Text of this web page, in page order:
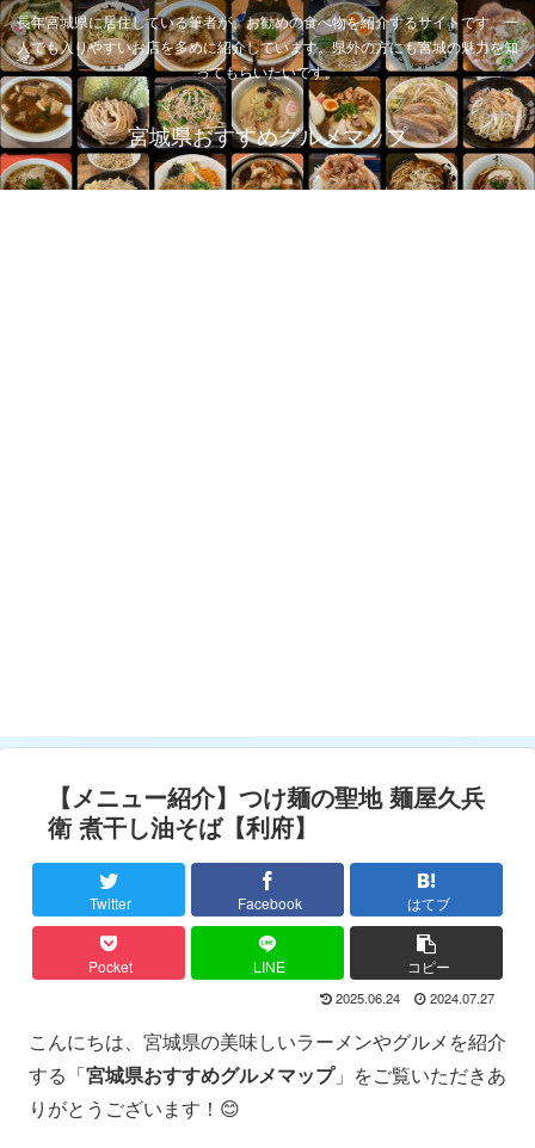
長年宮城県に居住している筆者が、お勧めの食べ物を紹介するサイトです。一
人でも入りやすいお店を多めに紹介しています。県外の方にも宮城の魅力を知
ってもらいたいです。
宮城県おすすめグルメマップ
【メニュー紹介】つけ麺の聖地 麺屋久兵
衛 煮干し油そば【利府】
Twitter Facebook はてブ
Pocket LINE コピー
2025.06.24 2024.07.27
こんにちは、宮城県の美味しいラーメンやグルメを紹介
する「宮城県おすすめグルメマップ」をご覧いただきあ
りがとうございます！😊